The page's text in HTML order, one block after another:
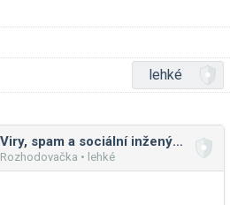
lehké
Viry, spam a sociální inženýrství
Rozhodovačka • lehké